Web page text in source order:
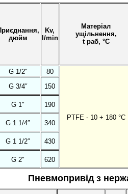
дюйм
Kv,
l/min
Матеріал
ущільнення,
t раб, °С
G 1/2″ 80
PTFE - 10 + 180 °С
G 3/4″
150
G 1″ 190
G 1 1/4″ 340
G 1 1/2″ 430
G 2″ 620
Пневмопривід з